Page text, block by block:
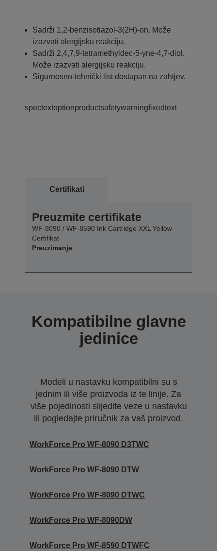
Sadrži 1,2-benzisotiazol-3(2H)-on. Može
izazvati alergijsku reakciju.
Sadrži 2,4,7,9-tetramethyldec-5-yne-4,7-diol.
Može izazvati alergijsku reakciju.
Sigurnosno-tehnički list dostupan na zahtjev.
spectextoptionproductsafetywarningfixedtext
Certifikati
Preuzmite certifikate
WF-8090 / WF-8590 Ink Cartridge XXL Yellow
Certifikat
Preuzimanje
Kompatibilne glavne
jedinice
Modeli u nastavku kompatibilni su s
jednim ili više proizvoda iz te linije. Za
više pojedinosti slijedite veze u nastavku
ili pogledajte priručnik za vaš proizvod.
WorkForce Pro WF-8090 D3TWC
WorkForce Pro WF-8090 DTW
WorkForce Pro WF-8090 DTWC
WorkForce Pro WF-8090DW
WorkForce Pro WF-8590 DTWFC